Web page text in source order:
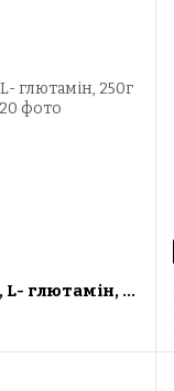
MyProtein L-Glutamine, L- глютамін, 250г